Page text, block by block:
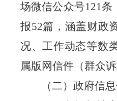
场微信公众号121条
报52篇，涵盖财政
况、工作动态等数
属版网信件（群众诉
（二）政府信